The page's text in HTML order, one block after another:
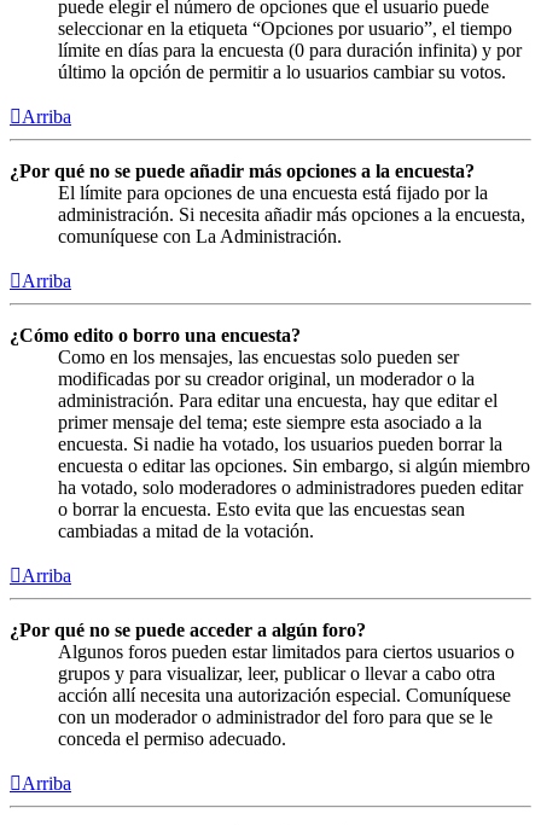
puede elegir el número de opciones que el usuario puede
seleccionar en la etiqueta “Opciones por usuario”, el tiempo
límite en días para la encuesta (0 para duración infinita) y por
último la opción de permitir a lo usuarios cambiar su votos.
Arriba
¿Por qué no se puede añadir más opciones a la encuesta?
El límite para opciones de una encuesta está fijado por la
administración. Si necesita añadir más opciones a la encuesta,
comuníquese con La Administración.
Arriba
¿Cómo edito o borro una encuesta?
Como en los mensajes, las encuestas solo pueden ser
modificadas por su creador original, un moderador o la
administración. Para editar una encuesta, hay que editar el
primer mensaje del tema; este siempre esta asociado a la
encuesta. Si nadie ha votado, los usuarios pueden borrar la
encuesta o editar las opciones. Sin embargo, si algún miembro
ha votado, solo moderadores o administradores pueden editar
o borrar la encuesta. Esto evita que las encuestas sean
cambiadas a mitad de la votación.
Arriba
¿Por qué no se puede acceder a algún foro?
Algunos foros pueden estar limitados para ciertos usuarios o
grupos y para visualizar, leer, publicar o llevar a cabo otra
acción allí necesita una autorización especial. Comuníquese
con un moderador o administrador del foro para que se le
conceda el permiso adecuado.
Arriba